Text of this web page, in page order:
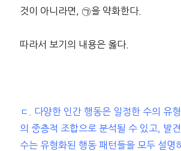
것이 아니라면, ㉠을 약화한다.
따라서 보기의 내용은 옳다.
ㄷ. 다양한 인간 행동은 일정한 수의 유
의 중층적 조합으로 분석될 수 있고, 발
수는 유형화된 행동 패턴들을 모두 설명